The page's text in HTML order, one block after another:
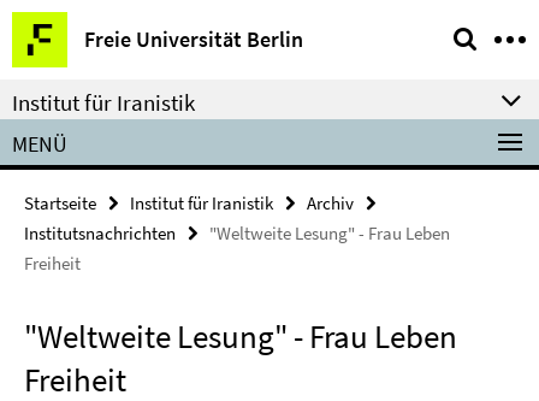
Springe
direkt
zu
Inhalt
Freie Universität Berlin
Service-
Navigation
Institut für Iranistik
MENÜ
Startseite Institut für Iranistik
Archiv
Institutsnachrichten
"Weltweite Lesung" - Frau Leben
Freiheit
"Weltweite Lesung" - Frau Leben
Freiheit